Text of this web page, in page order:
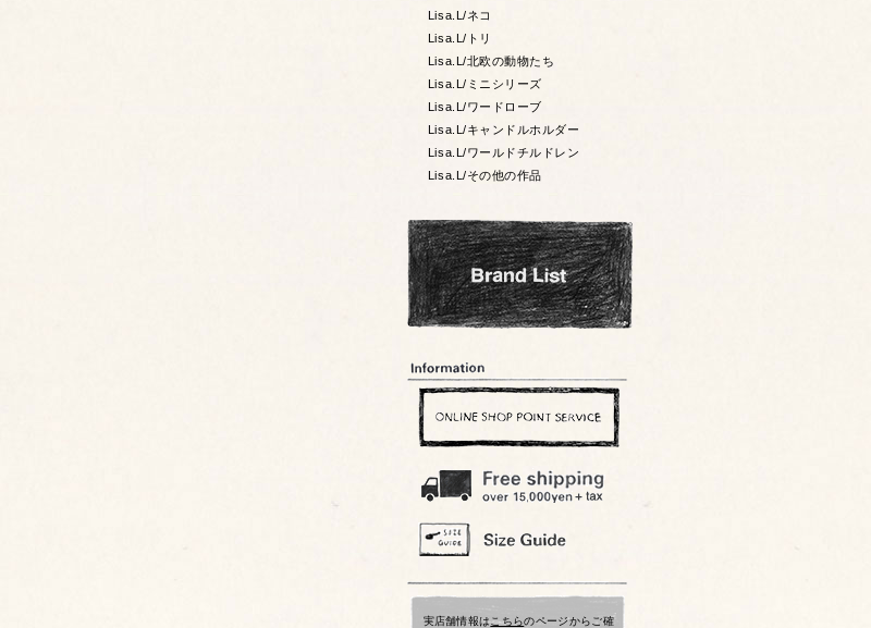
Lisa.L/ネコ
Lisa.L/トリ
Lisa.L/北欧の動物たち
Lisa.L/ミニシリーズ
Lisa.L/ワードローブ
Lisa.L/キャンドルホルダー
Lisa.L/ワールドチルドレン
Lisa.L/その他の作品
実店舗情報はこちらのページからご確